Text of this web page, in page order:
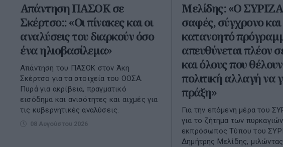
Απάντηση ΠΑΣΟΚ σε
Σκέρτσο:: «Οι πίνακες και οι
αναλύσεις του διαρκούν όσο
ένα ηλιοβασίλεμα»
Απάντηση του ΠΑΣΟΚ στον Άκη
Σκέρτσο για τα στοιχεία του ΟΟΣΑ.
Πυρά για ακρίβεια, πραγματικό
εισόδημα και ανισότητες και αιχμές για
τις κυβερνητικές αναλύσεις.
08 Αυγούστου 2026
Μελίδης: «Ο
σαφές, σύγχρονο και
κατανοητό
απευθύνεται πλέον
και όλους που
πολιτική αλλαγή να
πράξη»
Για την επόμενη μέρα του
για το ζήτημα των
εκπρόσωπος Τύπου του
Δημήτρης Μελίδης,